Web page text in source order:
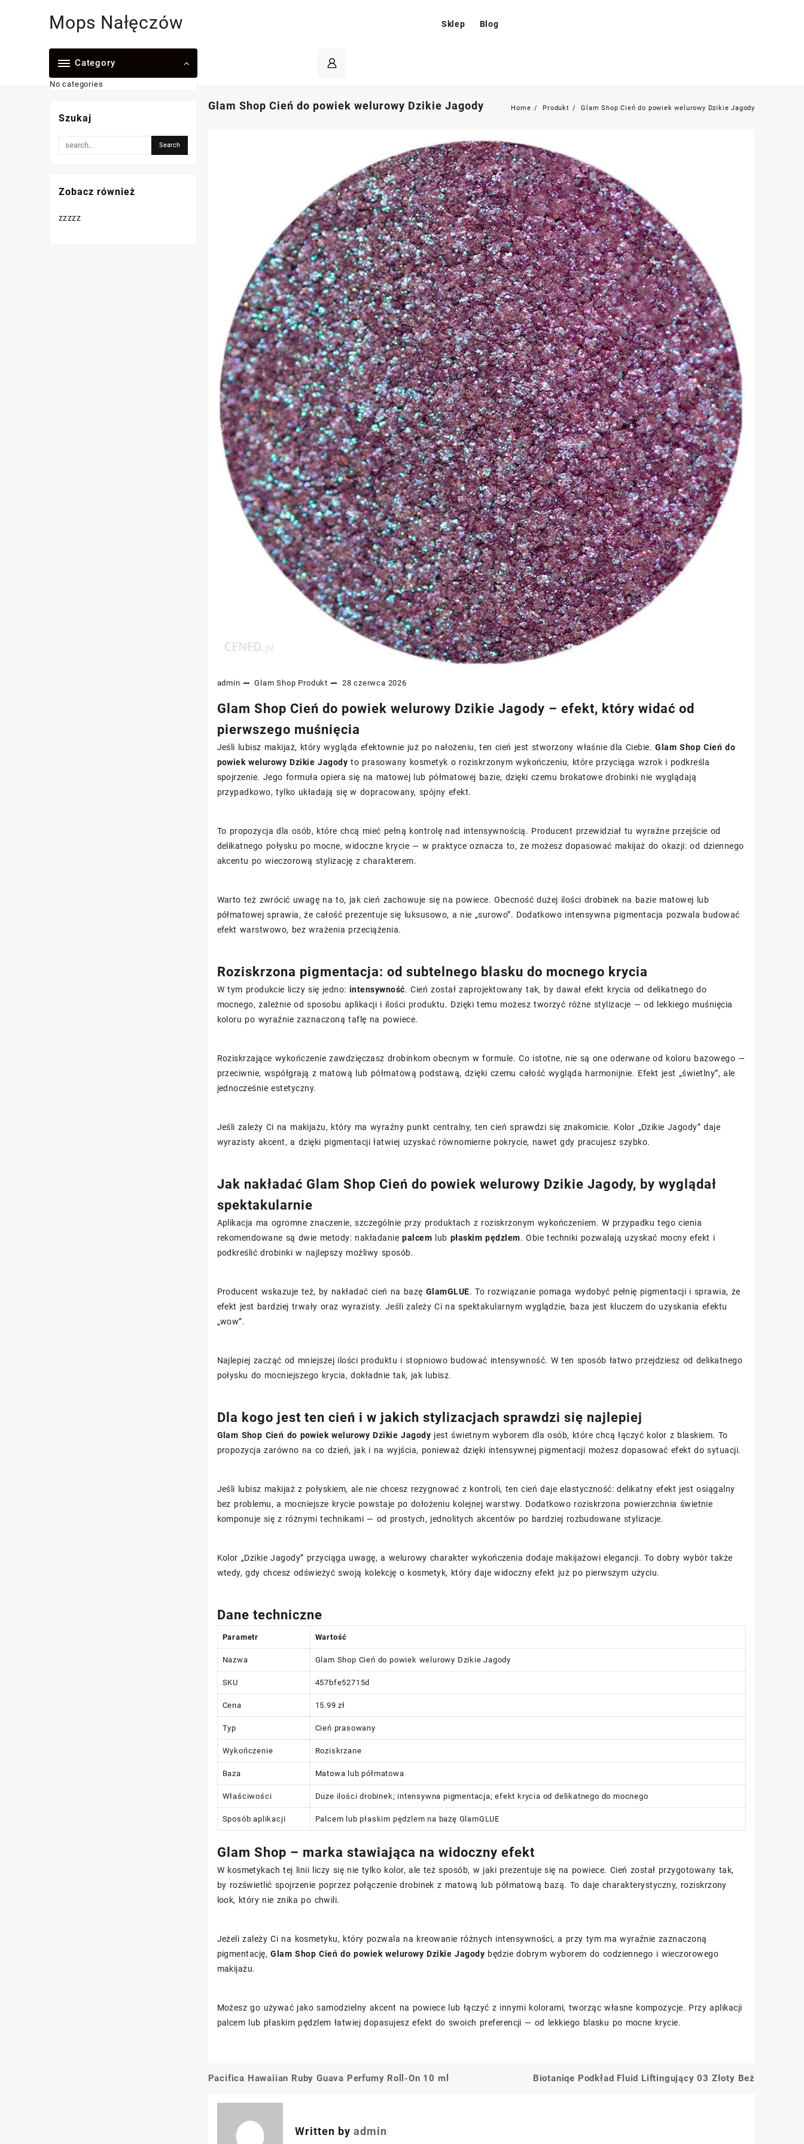
Mops Nałęczów Sklep Blog
Category
No categories
Glam Shop Cień do powiek welurowy Dzikie Jagody Home Produkt Glam Shop Cień do powiek welurowy Dzikie Jagody
admin Glam Shop Produkt 28 czerwca 2026
Glam Shop Cień do powiek welurowy Dzikie Jagody – efekt, który widać od
pierwszego muśnięcia
Jeśli lubisz makijaż, który wygląda efektownie już po nałożeniu, ten cień jest stworzony właśnie dla Ciebie.Glam Shop Cień do
powiek welurowy Dzikie Jagody to prasowany kosmetyk o roziskrzonym wykończeniu, które przyciąga wzrok i podkreśla
spojrzenie. Jego formuła opiera się na matowej lub półmatowej bazie, dzięki czemu brokatowe drobinki nie wyglądają
przypadkowo, tylko układają się w dopracowany, spójny efekt.
To propozycja dla osób, które chcą mieć pełną kontrolę nad intensywnością. Producent przewidział tu wyraźne przejście od
delikatnego połysku po mocne, widoczne krycie — w praktyce oznacza to, że możesz dopasować makijaż do okazji: od dziennego
akcentu po wieczorową stylizację z charakterem.
Warto też zwrócić uwagę na to, jak cień zachowuje się na powiece. Obecność dużej ilości drobinek na bazie matowej lub
półmatowej sprawia, że całość prezentuje się luksusowo, a nie „surowo”. Dodatkowo intensywna pigmentacja pozwala budować
efekt warstwowo, bez wrażenia przeciążenia.
Roziskrzona pigmentacja: od subtelnego blasku do mocnego krycia
W tym produkcie liczy się jedno: intensywność. Cień został zaprojektowany tak, by dawał efekt krycia od delikatnego do
mocnego, zależnie od sposobu aplikacji i ilości produktu. Dzięki temu możesz tworzyć różne stylizacje — od lekkiego muśnięcia
koloru po wyraźnie zaznaczoną taflę na powiece.
Roziskrzające wykończenie zawdzięczasz drobinkom obecnym w formule. Co istotne, nie są one oderwane od koloru bazowego —
przeciwnie, współgrają z matową lub półmatową podstawą, dzięki czemu całość wygląda harmonijnie. Efekt jest „świetlny”, ale
jednocześnie estetyczny.
Jeśli zależy Ci na makijażu, który ma wyraźny punkt centralny, ten cień sprawdzi się znakomicie. Kolor „Dzikie Jagody” daje
wyrazisty akcent, a dzięki pigmentacji łatwiej uzyskać równomierne pokrycie, nawet gdy pracujesz szybko.
Jak nakładać Glam Shop Cień do powiek welurowy Dzikie Jagody, by wyglądał
spektakularnie
Aplikacja ma ogromne znaczenie, szczególnie przy produktach z roziskrzonym wykończeniem. W przypadku tego cienia
rekomendowane są dwie metody: nakładaniepalcem lub płaskim pędzlem. Obie techniki pozwalają uzyskać mocny efekt i
podkreślić drobinki w najlepszy możliwy sposób.
Producent wskazuje też, by nakładać cień na bazę GlamGLUE. To rozwiązanie pomaga wydobyć pełnię pigmentacji i sprawia, że
efekt jest bardziej trwały oraz wyrazisty. Jeśli zależy Ci na spektakularnym wyglądzie, baza jest kluczem do uzyskania efektu
„wow”.
Najlepiej zacząć od mniejszej ilości produktu i stopniowo budować intensywność. W ten sposób łatwo przejdziesz od delikatnego
połysku do mocniejszego krycia, dokładnie tak, jak lubisz.
Dla kogo jest ten cień i w jakich stylizacjach sprawdzi się najlepiej
Glam Shop Cień do powiek welurowy Dzikie Jagody jest świetnym wyborem dla osób, które chcą łączyć kolor z blaskiem. To
propozycja zarówno na co dzień, jak i na wyjścia, ponieważ dzięki intensywnej pigmentacji możesz dopasować efekt do sytuacji.
Jeśli lubisz makijaż z połyskiem, ale nie chcesz rezygnować z kontroli, ten cień daje elastyczność: delikatny efekt jest osiągalny
bez problemu, a mocniejsze krycie powstaje po dołożeniu kolejnej warstwy. Dodatkowo roziskrzona powierzchnia świetnie
komponuje się z różnymi technikami — od prostych, jednolitych akcentów po bardziej rozbudowane stylizacje.
Kolor „Dzikie Jagody” przyciąga uwagę, a welurowy charakter wykończenia dodaje makijażowi elegancji. To dobry wybór także
wtedy, gdy chcesz odświeżyć swoją kolekcję o kosmetyk, który daje widoczny efekt już po pierwszym użyciu.
Dane techniczne
Parametr Wartość
Nazwa Glam Shop Cień do powiek welurowy Dzikie Jagody
SKU 457bfe52715d
Cena 15.99 zł
Typ Cień prasowany
Wykończenie Roziskrzane
Baza Matowa lub półmatowa
Właściwości Duze ilości drobinek; intensywna pigmentacja; efekt krycia od delikatnego do mocnego
Sposób aplikacji Palcem lub płaskim pędzlem na bazę GlamGLUE
Glam Shop – marka stawiająca na widoczny efekt
W kosmetykach tej linii liczy się nie tylko kolor, ale też sposób, w jaki prezentuje się na powiece. Cień został przygotowany tak,
by rozświetlić spojrzenie poprzez połączenie drobinek z matową lub półmatową bazą. To daje charakterystyczny, roziskrzony
look, który nie znika po chwili.
Jeżeli zależy Ci na kosmetyku, który pozwala na kreowanie różnych intensywności, a przy tym ma wyraźnie zaznaczoną
pigmentację,Glam Shop Cień do powiek welurowy Dzikie Jagody będzie dobrym wyborem do codziennego i wieczorowego
makijażu.
Możesz go używać jako samodzielny akcent na powiece lub łączyć z innymi kolorami, tworząc własne kompozycje. Przy aplikacji
palcem lub płaskim pędzlem łatwiej dopasujesz efekt do swoich preferencji — od lekkiego blasku po mocne krycie.
Nawigacja
wpisu
Pacifica Hawaiian Ruby Guava Perfumy Roll-On 10 ml Biotaniqe Podkład Fluid Liftingujący 03 Złoty Beż
Written by admin
Szukaj
Zobacz również
zzzzz